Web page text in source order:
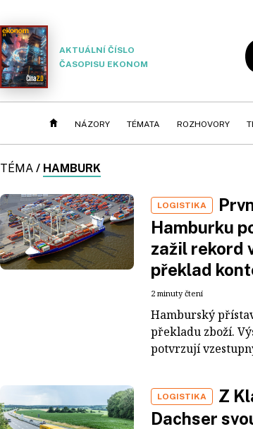
AKTUÁLNÍ ČÍSLO
ČASOPISU EKONOM
NÁZORY TÉMATA ROZHOVORY
TÉMA / HAMBURK
LOGISTIKA
Hamburku
zažil rekord
překlad
2 minuty čtení
Hamburský
překladu zboží.
potvrzují
LOGISTIKA
Z
Dachser